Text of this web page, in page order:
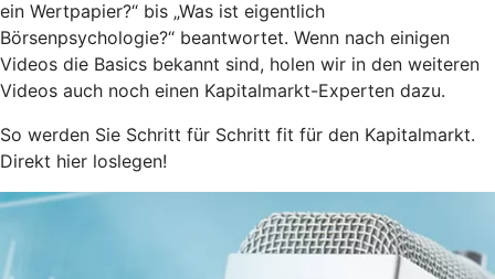
ein Wertpapier?“ bis „Was ist eigentlich
Börsenpsychologie?“ beantwortet. Wenn nach einigen
Videos die Basics bekannt sind, holen wir in den weiteren
Videos auch noch einen Kapitalmarkt-Experten dazu.
So werden Sie Schritt für Schritt fit für den Kapitalmarkt.
Direkt hier loslegen!